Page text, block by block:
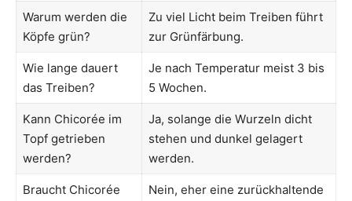
Warum werden die
Köpfe grün?
Zu viel Licht beim Treiben führt
zur Grünfärbung.
Wie lange dauert
das Treiben?
Je nach Temperatur meist 3 bis
5 Wochen.
Kann Chicorée im
Topf getrieben
werden?
Ja, solange die Wurzeln dicht
stehen und dunkel gelagert
werden.
Braucht Chicorée
Nein, eher eine zurückhaltende